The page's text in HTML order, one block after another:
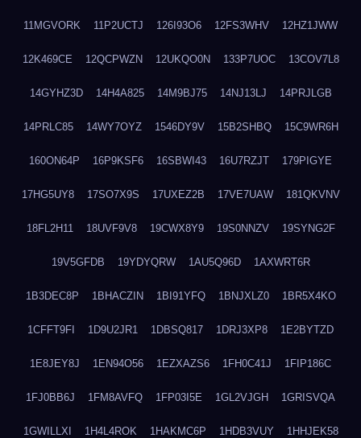
11MGVORK 11P2UCTJ 126I93O6 12FS3WHV 12HZ1JWW
12K469CE 12QCPWZN 12UKQO0N 133P7UOC 13COV7L8
14GYHZ3D 14H4A825 14M9BJ75 14NJ13LJ 14PRJLGB
14PRLC85 14WY7OYZ 1546DY9V 15B2SHBQ 15C9WR6H
160ON64P 16P9KSF6 16SBWI43 16U7RZJT 179PIGYE
17HG5UY8 17SO7X9S 17UXEZ2B 17VE7UAW 181QKVNV
18FL2H11 18UVF9V8 19CWX8Y9 19S0NNZV 19SYNG2F
19V5GFDB 19YDYQRW 1AU5Q96D 1AXWRT6R
1B3DEC8P 1BHACZIN 1BI91YFQ 1BNJXLZ0 1BR5X4KO
1CFFT9FI 1D9U2JR1 1DBSQ817 1DRJ3XP8 1E2BYTZD
1E8JEY8J 1EN94O56 1EZXAZS6 1FH0C41J 1FIP186C
1FJ0BB6J 1FM8AVFQ 1FP03I5E 1GL2VJGH 1GRISVQA
1GWILLXI 1H4L4ROK 1HAKMC6P 1HDB3VUY 1HHJEK58